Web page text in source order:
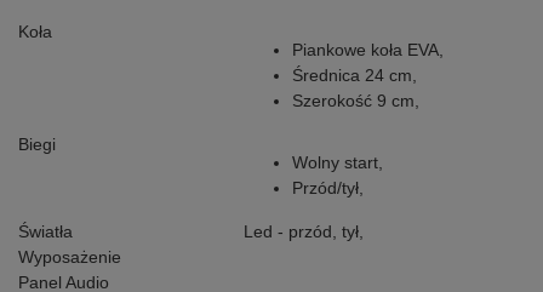
Koła
Piankowe koła EVA,
Średnica 24 cm,
Szerokość 9 cm,
Biegi
Wolny start,
Przód/tył,
Światła
Led - przód, tył,
Wyposażenie
Panel Audio